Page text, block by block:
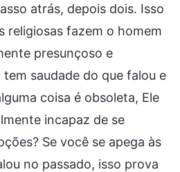
atrás, depois dois. Isso
religiosas fazem o homem
presunçoso e
saudade do que falou e
coisa é obsoleta, Ele
incapaz de se
Se você se apega às
no passado, isso prova